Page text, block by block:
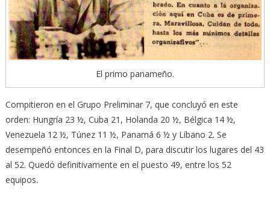
El primo panameño.
Compitieron en el Grupo Preliminar 7, que concluyó en este
orden: Hungría 23 ½, Cuba 21, Holanda 20 ½, Bélgica 14 ½,
Venezuela 12 ½, Túnez 11 ½, Panamá 6 ½ y Líbano 2. Se
desempeñó entonces en la Final D, para discutir los lugares del 43
al 52. Quedó definitivamente en el puesto 49, entre los 52
equipos.